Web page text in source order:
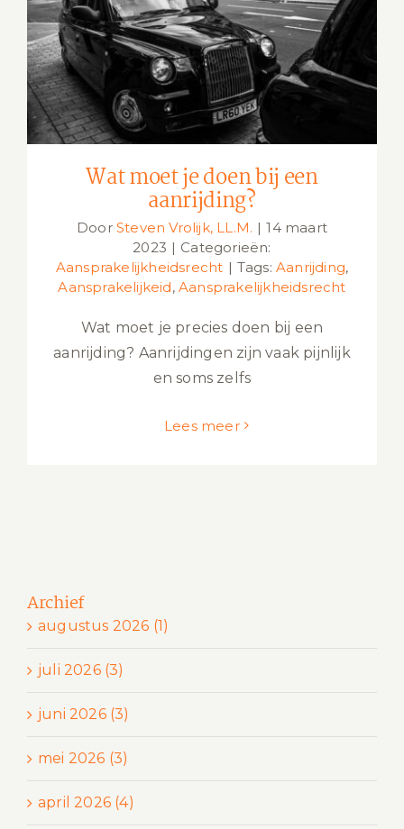
Wat moet je doen bij een aanrijding?
Wat moet je doen bij een
aanrijding?
Door Steven Vrolijk, LL.M. | 14 maart
2023 | Categorieën:
Aansprakelijkheidsrecht | Tags: Aanrijding,
Aansprakelijkeid, Aansprakelijkheidsrecht
Wat moet je precies doen bij een
aanrijding? Aanrijdingen zijn vaak pijnlijk
en soms zelfs
Lees meer
Archief
augustus 2026 (1)
juli 2026 (3)
juni 2026 (3)
mei 2026 (3)
april 2026 (4)